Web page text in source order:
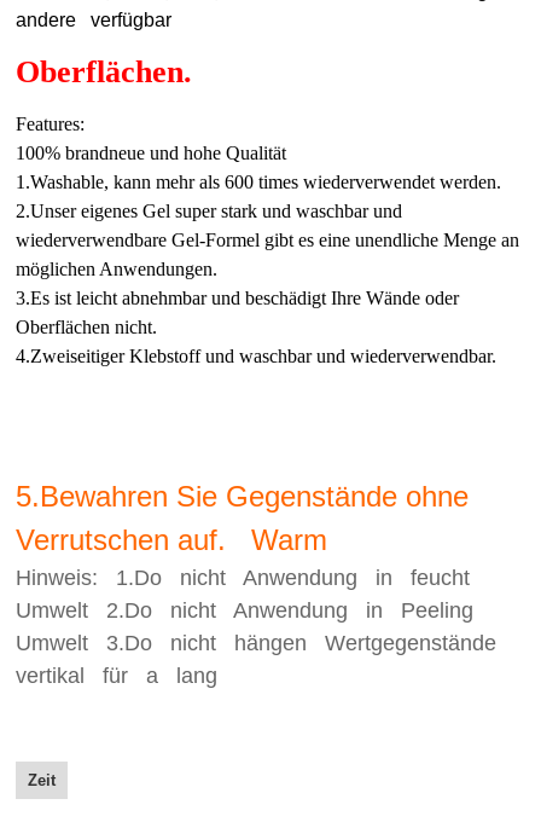
andere verfügbar
Oberflächen.
Features:
100% brandneue und hohe Qualität
1.Washable, kann mehr als 600 times wiederverwendet werden.
2.Unser eigenes Gel super stark und waschbar und
wiederverwendbare Gel-Formel gibt es eine unendliche Menge an
möglichen Anwendungen.
3.Es ist leicht abnehmbar und beschädigt Ihre Wände oder
Oberflächen nicht.
4.Zweiseitiger Klebstoff und waschbar und wiederverwendbar.
5.Bewahren Sie Gegenstände ohne
Verrutschen auf. Warm
Hinweis: 1.Do nicht Anwendung in feucht
Umwelt 2.Do nicht Anwendung in Peeling
Umwelt 3.Do nicht hängen Wertgegenstände
vertikal für a lang
Zeit